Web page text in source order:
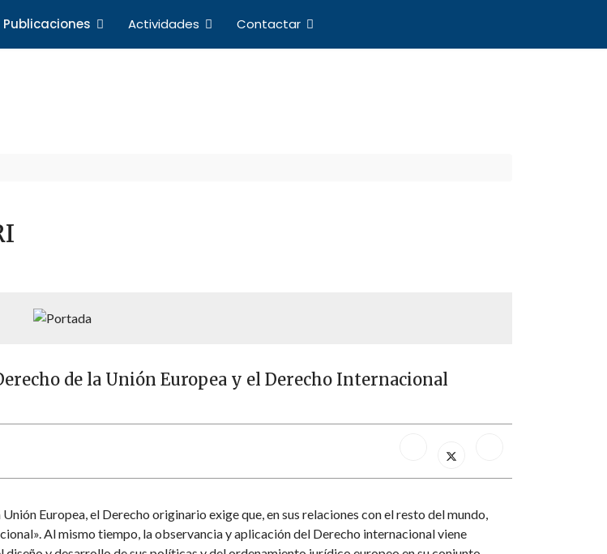
Publicaciones Actividades Contactar
de la Unión Europea y el Derecho Internacional
Europea, el Derecho originario exige que, en sus relaciones con el resto del mundo,
Al mismo tiempo, la observancia y aplicación del Derecho internacional viene